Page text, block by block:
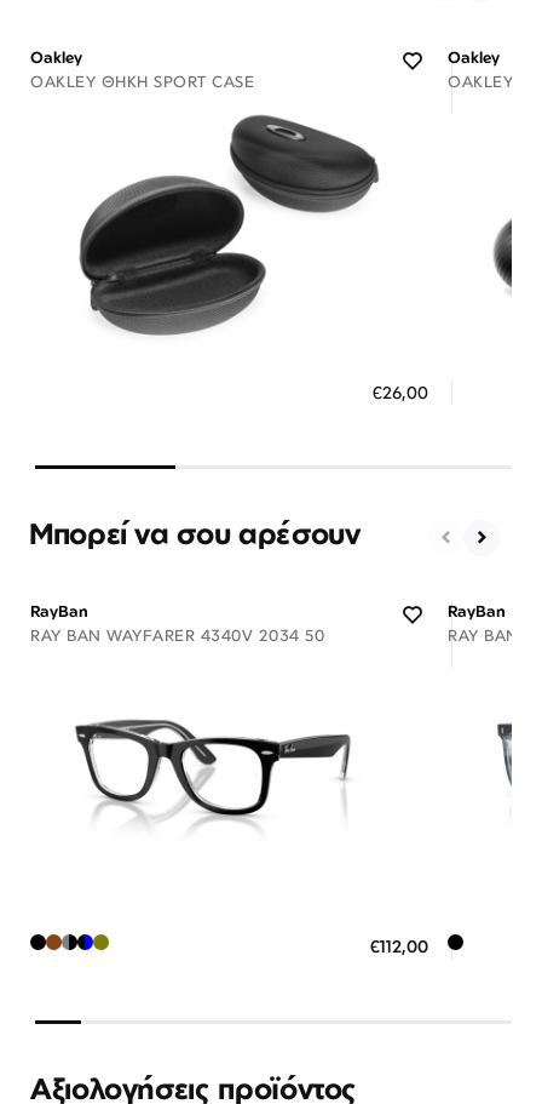
Oakley
OAKLEY ΘΉΚΗ SPORT CASE
€26,00
Διαθέσιμο
Oakley
OAKLEY
Μπορεί να σου αρέσουν
RayBan
RAY BAN WAYFARER 4340V 2034 50
€112,00
RayBan
RAY BAN
Αξιολογήσεις προϊόντος